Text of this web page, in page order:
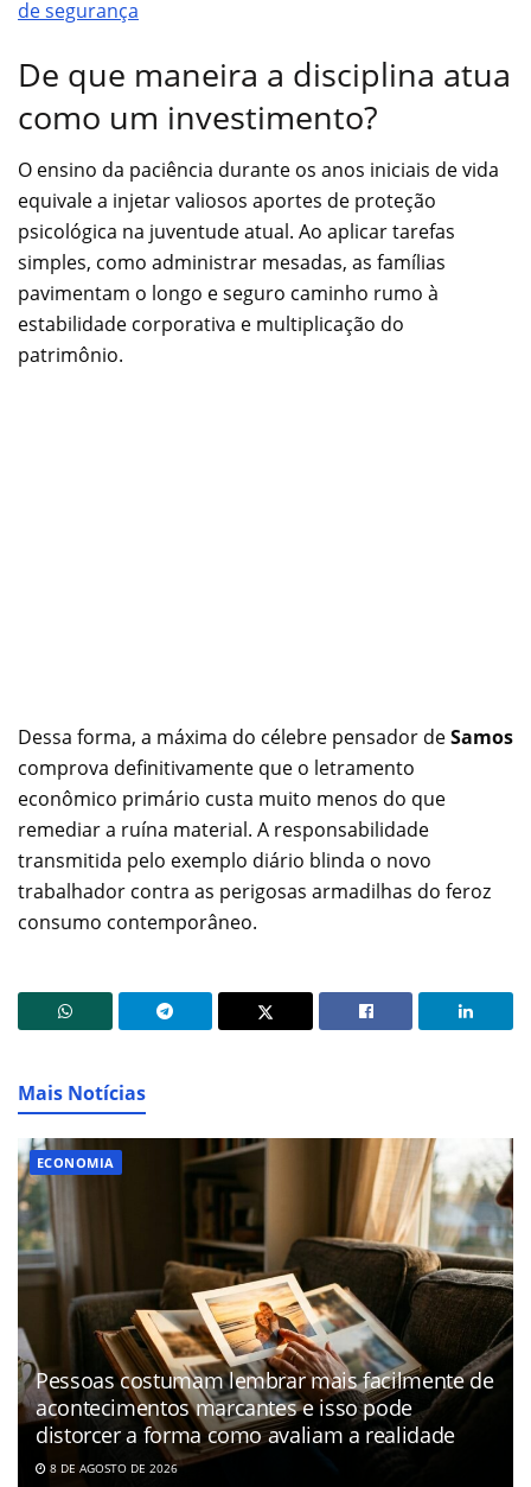
de segurança
De que maneira a disciplina atua
como um investimento?
O ensino da paciência durante os anos iniciais de vida
equivale a injetar valiosos aportes de proteção
psicológica na juventude atual. Ao aplicar tarefas
simples, como administrar mesadas, as famílias
pavimentam o longo e seguro caminho rumo à
estabilidade corporativa e multiplicação do
patrimônio.
Dessa forma, a máxima do célebre pensador deSamos
comprova definitivamente que o letramento
econômico primário custa muito menos do que
remediar a ruína material. A responsabilidade
transmitida pelo exemplo diário blinda o novo
trabalhador contra as perigosas armadilhas do feroz
consumo contemporâneo.
Mais Notícias
ECONOMIA
Pessoas costumam lembrar mais facilmente de
acontecimentos marcantes e isso pode
distorcer a forma como avaliam a realidade
8 DE AGOSTO DE 2026